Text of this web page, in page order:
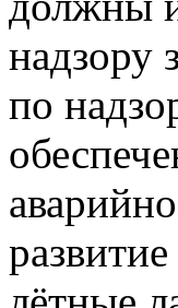
надзору
по